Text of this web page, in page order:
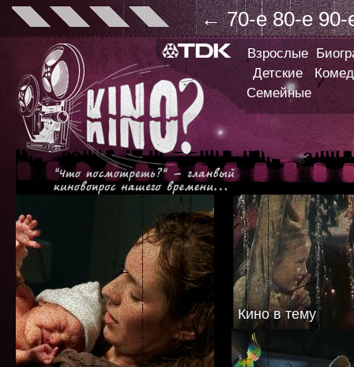
← 70-е 80-е 90-
Взрослые
Детские
Семейные
Кино в тему